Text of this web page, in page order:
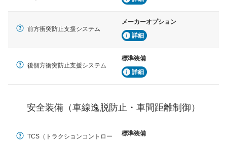
ブ・クルーズ・コントロールなどが装備されています。
運転・駐車支援
駐車をスムーズに行うためにインテリジェンスパーキン
グ・アシストやサイドブラインドモニターなどが装備さ
前方衝突防止支援システム
メーカーオプション
詳細
後側方衝突防止支援システム
標準装備
詳細
安全装備（車線逸脱防止・車間距離制御）
TCS（トラクションコントロー
標準装備